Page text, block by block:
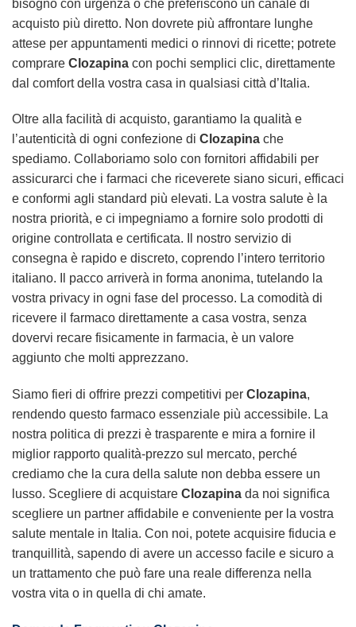
bisogno con urgenza o che preferiscono un canale di
acquisto più diretto. Non dovrete più affrontare lunghe
attese per appuntamenti medici o rinnovi di ricette; potrete
comprare Clozapina con pochi semplici clic, direttamente
dal comfort della vostra casa in qualsiasi città d’Italia.
Oltre alla facilità di acquisto, garantiamo la qualità e
l’autenticità di ogni confezione di Clozapina che
spediamo. Collaboriamo solo con fornitori affidabili per
assicurarci che i farmaci che riceverete siano sicuri, efficaci
e conformi agli standard più elevati. La vostra salute è la
nostra priorità, e ci impegniamo a fornire solo prodotti di
origine controllata e certificata. Il nostro servizio di
consegna è rapido e discreto, coprendo l’intero territorio
italiano. Il pacco arriverà in forma anonima, tutelando la
vostra privacy in ogni fase del processo. La comodità di
ricevere il farmaco direttamente a casa vostra, senza
dovervi recare fisicamente in farmacia, è un valore
aggiunto che molti apprezzano.
Siamo fieri di offrire prezzi competitivi per Clozapina,
rendendo questo farmaco essenziale più accessibile. La
nostra politica di prezzi è trasparente e mira a fornire il
miglior rapporto qualità-prezzo sul mercato, perché
crediamo che la cura della salute non debba essere un
lusso. Scegliere di acquistare Clozapina da noi significa
scegliere un partner affidabile e conveniente per la vostra
salute mentale in Italia. Con noi, potete acquisire fiducia e
tranquillità, sapendo di avere un accesso facile e sicuro a
un trattamento che può fare una reale differenza nella
vostra vita o in quella di chi amate.